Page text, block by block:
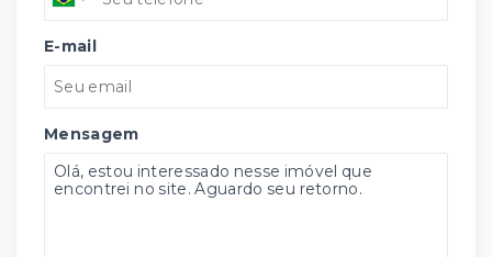
E-mail
Mensagem